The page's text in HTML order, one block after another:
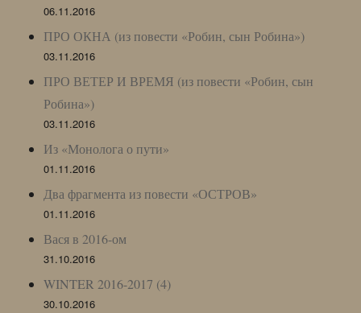
06.11.2016
ПРО ОКНА (из повести «Робин, сын Робина»)
03.11.2016
ПРО ВЕТЕР И ВРЕМЯ (из повести «Робин, сын
Робина»)
03.11.2016
Из «Монолога о пути»
01.11.2016
Два фрагмента из повести «ОСТРОВ»
01.11.2016
Вася в 2016-ом
31.10.2016
WINTER 2016-2017 (4)
30.10.2016